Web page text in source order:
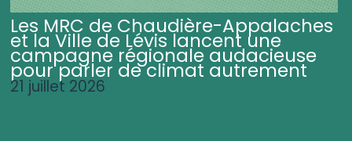
Les MRC de Chaudière-Appalaches
et la Ville de Lévis lancent une
campagne régionale audacieuse
pour parler de climat autrement
21 juillet 2026